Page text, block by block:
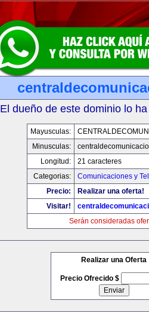
El dueño de este dominio lo
Mayusculas:
Minusculas:
Longitud:
21 caracteres
Categorias:
Comunicaciones y
Precio:
Realizar una oferta!
Visitar!
Serán consideradas
Realizar una Oferta
Precio Ofrecido $